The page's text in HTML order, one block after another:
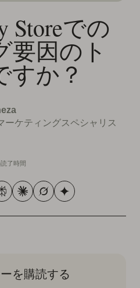
Storeでの
要因のト
すか？
ーケティングスペシャリス
了時間
を購読する